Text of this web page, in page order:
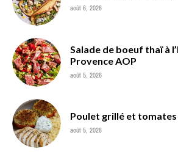
août 6, 2026
Salade de boeuf thaï à
Provence AOP
août 5, 2026
Poulet grillé et
août 5, 2026